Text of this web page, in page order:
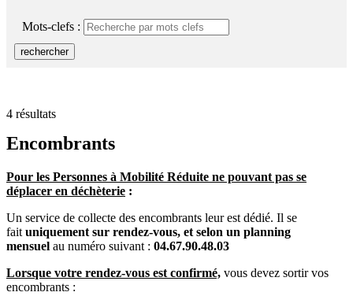
Mots-clefs :
rechercher
4 résultats
Encombrants
Pour les Personnes à Mobilité Réduite ne pouvant pas se
déplacer en déchèterie :
Un service de collecte des encombrants leur est dédié. Il se
fait uniquement sur rendez-vous, et selon un planning
mensuel au numéro suivant : 04.67.90.48.03
Lorsque votre rendez-vous est confirmé, vous devez sortir vos
encombrants :